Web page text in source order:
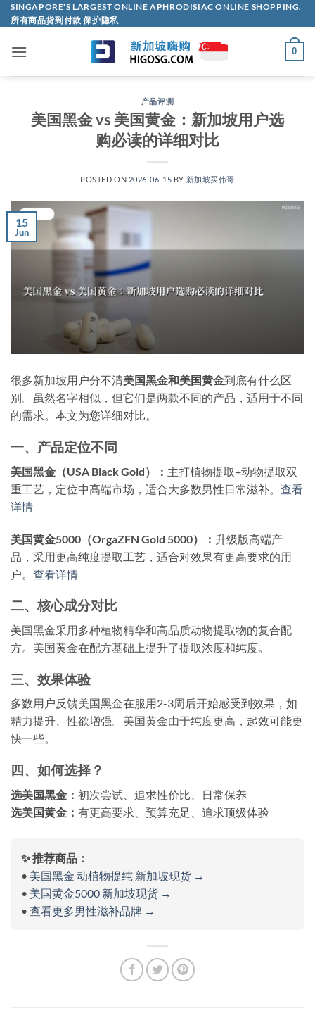
Skip
to
SINGAPORE'S LARGEST ONLINE APHRODISIAC ONLINE SHOPPING.
所有商品货到付款 保护隐私
0
产品评测
美国黑金 vs 美国黄金：新加坡用户选
购必读的详细对比
POSTED ON 2026-06-15 BY 新加坡买伟哥
15
Jun
很多新加坡用户分不清美国黑金和美国黄金到底有什么区
别。虽然名字相似，但它们是两款不同的产品，适用于不同
的需求。本文为您详细对比。
一、产品定位不同
美国黑金（USA Black Gold）： 主打植物提取+动物提取双
重工艺，定位中高端市场，适合大多数男性日常滋补。 查看
详情
美国黄金5000（OrgaZFN Gold 5000）： 升级版高端产
品，采用更高纯度提取工艺，适合对效果有更高要求的用
户。 查看详情
二、核心成分对比
美国黑金采用多种植物精华和高品质动物提取物的复合配
方。美国黄金在配方基础上提升了提取浓度和纯度。
三、效果体验
多数用户反馈美国黑金在服用2-3周后开始感受到效果，如
精力提升、性欲增强。美国黄金由于纯度更高，起效可能更
快一些。
四、如何选择？
选美国黑金： 初次尝试、追求性价比、日常保养
选美国黄金： 有更高要求、预算充足、追求顶级体验
✨ 推荐商品：
• 美国黑金 动植物提纯 新加坡现货 →
• 美国黄金5000 新加坡现货 →
• 查看更多男性滋补品牌 →